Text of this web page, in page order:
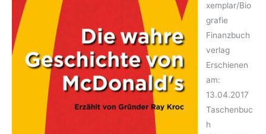
xemplar/Bio
grafie
Finanzbuch
verlag
Erschienen
am:
13.04.2017
Taschenbuc
h